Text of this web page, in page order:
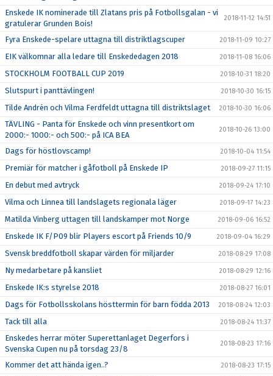
Enskede IK nominerade till Zlatans pris på Fotbollsgalan - vi
gratulerar Grunden Bois!
2018-11-12 14:51
Fyra Enskede-spelare uttagna till distriktlagscuper 2018-11-09 10:27
EIK välkomnar alla ledare till Enskededagen 2018 2018-11-08 16:06
STOCKHOLM FOOTBALL CUP 2019 2018-10-31 18:20
Slutspurt i panttävlingen! 2018-10-30 16:15
Tilde Andrén och Vilma Ferdfeldt uttagna till distriktslaget 2018-10-30 16:06
TÄVLING - Panta för Enskede och vinn presentkort om
2000:- 1000:- och 500:- på ICA BEA
2018-10-26 13:00
Dags för höstlovscamp! 2018-10-04 11:54
Premiär för matcher i gåfotboll på Enskede IP 2018-09-27 11:15
En debut med avtryck 2018-09-24 17:10
Vilma och Linnea till landslagets regionala läger 2018-09-17 14:23
Matilda Vinberg uttagen till landskamper mot Norge 2018-09-06 16:52
Enskede IK F/P09 blir Players escort på Friends 10/9 2018-09-04 16:29
Svensk breddfotboll skapar värden för miljarder 2018-08-29 17:08
Ny medarbetare på kansliet 2018-08-29 12:16
Enskede IK:s styrelse 2018 2018-08-27 16:01
Dags för Fotbollsskolans hösttermin för barn födda 2013 2018-08-24 12:03
Tack till alla 2018-08-24 11:37
Enskedes herrar möter Superettanlaget Degerfors i
Svenska Cupen nu på torsdag 23/8
2018-08-23 17:16
Kommer det att hända igen..? 2018-08-23 17:15